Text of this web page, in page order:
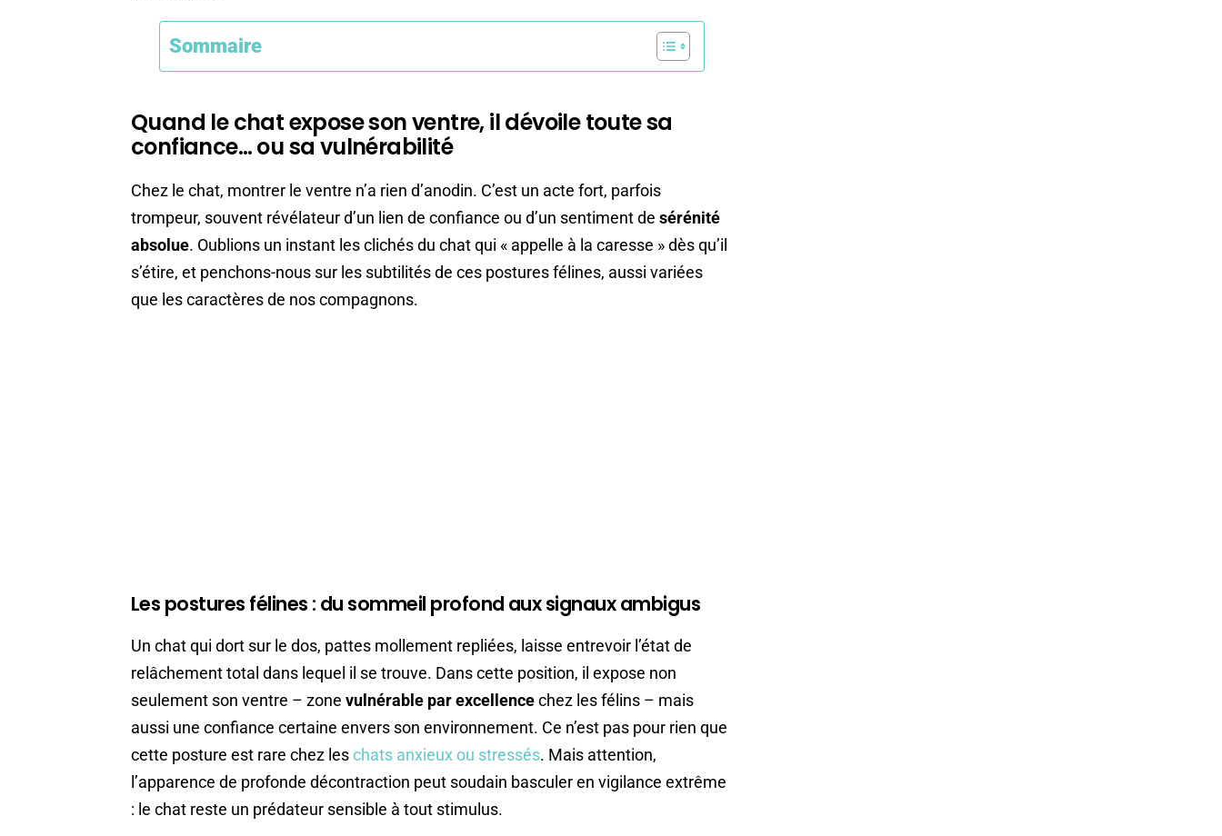
Sommaire
Quand le chat expose son ventre, il dévoile toute sa
confiance… ou sa vulnérabilité
Chez le chat, montrer le ventre n’a rien d’anodin. C’est un acte fort, parfois
trompeur, souvent révélateur d’un lien de confiance ou d’un sentiment de sérénité
absolue. Oublions un instant les clichés du chat qui « appelle à la caresse » dès qu’il
s’étire, et penchons-nous sur les subtilités de ces postures félines, aussi variées
que les caractères de nos compagnons.
Les postures félines : du sommeil profond aux signaux ambigus
Un chat qui dort sur le dos, pattes mollement repliées, laisse entrevoir l’état de
relâchement total dans lequel il se trouve. Dans cette position, il expose non
seulement son ventre – zone vulnérable par excellencechez les félins – mais
aussi une confiance certaine envers son environnement. Ce n’est pas pour rien que
cette posture est rare chez leschats anxieux ou stressés. Mais attention,
l’apparence de profonde décontraction peut soudain basculer en vigilance extrême
: le chat reste un prédateur sensible à tout stimulus.